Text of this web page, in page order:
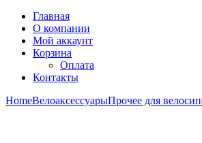
Главная
О компании
Мой аккаунт
Корзина
Оплата
Контакты
HomeВелоаксессуарыПрочее для